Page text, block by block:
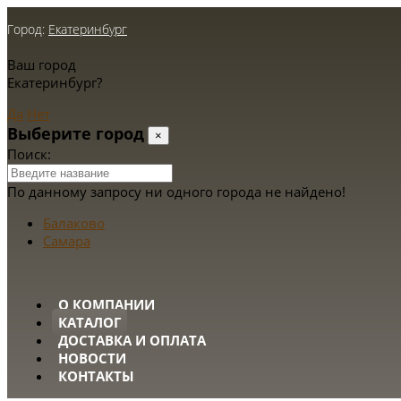
Город: Екатеринбург
Ваш город
Екатеринбург?
Да Нет
Выберите город ×
Поиск:
По данному запросу ни одного города не найдено!
Балаково
Самара
О КОМПАНИИ
КАТАЛОГ
ДОСТАВКА И ОПЛАТА
НОВОСТИ
КОНТАКТЫ